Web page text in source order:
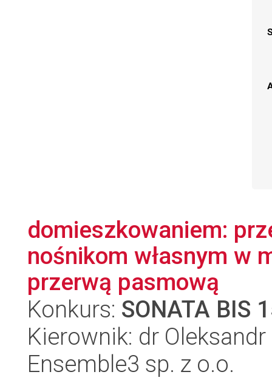
domieszkowaniem:
nośnikom własnym w
przerwą pasmową
Konkurs: SONATA BIS
Kierownik: dr
Ensemble3 sp. z o.o.